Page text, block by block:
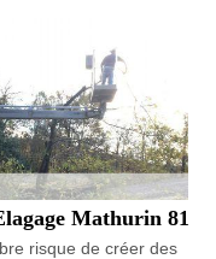
Mathurin 81
risque de créer des